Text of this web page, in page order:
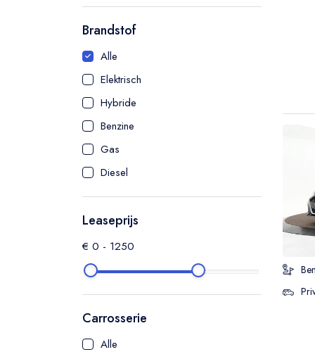
Brandstof
Alle
Elektrisch
Hybride
Benzine
Gas
Diesel
Leaseprijs
€ 0 - 1250
Carrosserie
Alle